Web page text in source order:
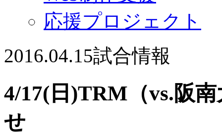
応援プロジェクト
2016.04.15試合情報
4/17(日)TRM（vs.阪
せ